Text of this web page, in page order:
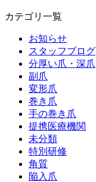
カテゴリ一覧
お知らせ
スタッフブログ
分厚い爪・深爪
副爪
変形爪
巻き爪
手の巻き爪
提携医療機関
未分類
特別研修
角質
陥入爪